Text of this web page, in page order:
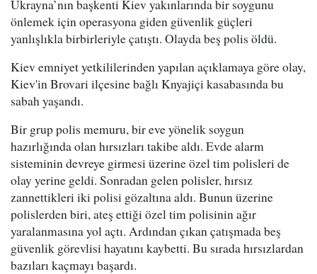
Ukrayna’nın başkenti Kiev yakınlarında bir soygunu
önlemek için operasyona giden güvenlik güçleri
yanlışlıkla birbirleriyle çatıştı. Olayda beş polis öldü.
Kiev emniyet yetkililerinden yapılan açıklamaya göre olay,
Kiev'in Brovari ilçesine bağlı Knyajiçi kasabasında bu
sabah yaşandı.
Bir grup polis memuru, bir eve yönelik soygun
hazırlığında olan hırsızları takibe aldı. Evde alarm
sisteminin devreye girmesi üzerine özel tim polisleri de
olay yerine geldi. Sonradan gelen polisler, hırsız
zannettikleri iki polisi gözaltına aldı. Bunun üzerine
polislerden biri, ateş ettiği özel tim polisinin ağır
yaralanmasına yol açtı. Ardından çıkan çatışmada beş
güvenlik görevlisi hayatını kaybetti. Bu sırada hırsızlardan
bazıları kaçmayı başardı.